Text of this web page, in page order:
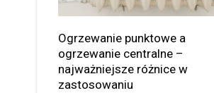
Ogrzewanie punktowe a
ogrzewanie centralne –
najważniejsze różnice w
zastosowaniu